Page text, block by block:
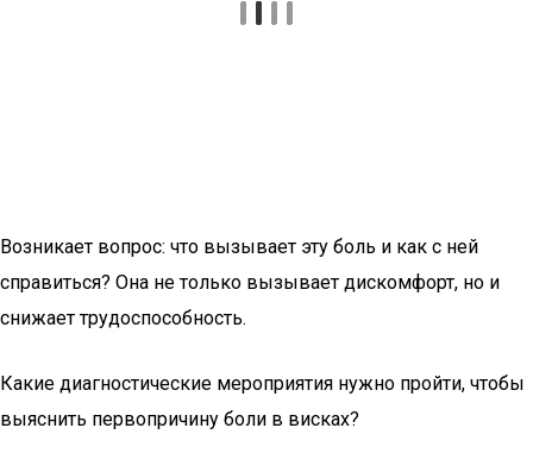
Возникает вопрос: что вызывает эту боль и как с ней
справиться? Она не только вызывает дискомфорт, но и
снижает трудоспособность.
Какие диагностические мероприятия нужно пройти, чтобы
выяснить первопричину боли в висках?